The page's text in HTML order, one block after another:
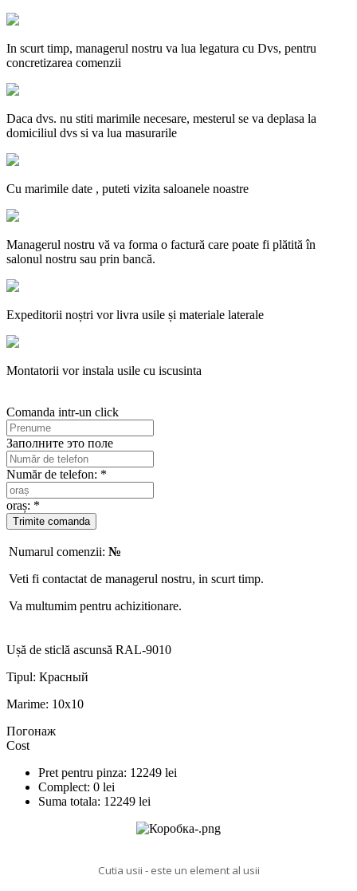
In scurt timp, managerul nostru va lua legatura cu Dvs, pentru
concretizarea comenzii
Daca dvs. nu stiti marimile necesare, mesterul se va deplasa la
domiciliul dvs si va lua masurarile
Cu marimile date , puteti vizita saloanele noastre
Managerul nostru vă va forma o factură care poate fi plătită în
salonul nostru sau prin bancă.
Expeditorii noștri vor livra usile și materiale laterale
Montatorii vor instala usile cu iscusinta
Comanda intr-un click
Заполните это поле
Număr de telefon: *
oraș: *
Numarul comenzii: №
Veti fi contactat de managerul nostru, in scurt timp.
Va multumim pentru achizitionare.
Ușă de sticlă ascunsă RAL-9010
Tipul: Красный
Marime: 10x10
Погонаж
Cost
Pret pentru pinza: 12249 lei
Complect: 0 lei
Suma totala: 12249 lei
Cutia usii - este un element al usii